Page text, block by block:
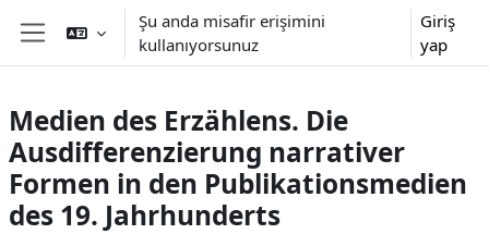
Yan panel
Şu anda misafir erişimini
kullanıyorsunuz
Giriş
yap
Medien des Erzählens. Die
Ausdifferenzierung narrativer
Formen in den Publikationsmedien
des 19. Jahrhunderts